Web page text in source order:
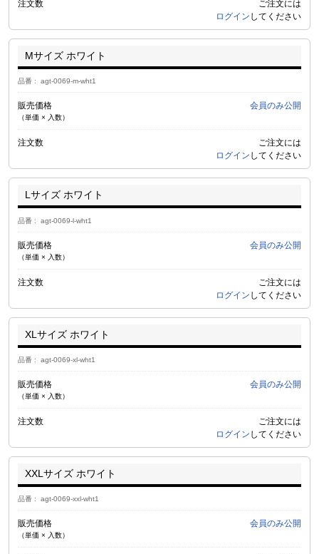
注文数
ご注文には
ログイン してください
Mサイズ ホワイト
品番 agt-0069-m-wht1
販売価格
（単価 × 入数）
会員のみ公開
注文数
ご注文には
ログイン してください
Lサイズ ホワイト
品番 agt-0069-l-wht1
販売価格
（単価 × 入数）
会員のみ公開
注文数
ご注文には
ログイン してください
XLサイズ ホワイト
品番 agt-0069-xl-wht1
販売価格
（単価 × 入数）
会員のみ公開
注文数
ご注文には
ログイン してください
XXLサイズ ホワイト
品番 agt-0069-xxl-wht1
販売価格
（単価 × 入数）
会員のみ公開